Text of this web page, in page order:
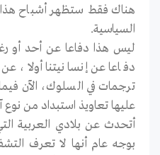
هناك فقط ستظهر أشباح هذا
السياسية.
ليس هذا دفاعا عن أحد أو
دفاعا عن إنسانيتنا أولا،
ترجمات في السلوك، الآن
عليها تعاويذ استبداد من نوع
أتحدث عن بلادي العربية
بوجه عام أنها لا تعرف